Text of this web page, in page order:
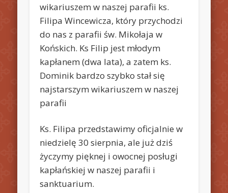
wikariuszem w naszej parafii ks.
Filipa Wincewicza, który przychodzi
do nas z parafii św. Mikołaja w
Końskich. Ks Filip jest młodym
kapłanem (dwa lata), a zatem ks.
Dominik bardzo szybko stał się
najstarszym wikariuszem w naszej
parafii
Ks. Filipa przedstawimy oficjalnie w
niedzielę 30 sierpnia, ale już dziś
życzymy pięknej i owocnej posługi
kapłańskiej w naszej parafii i
sanktuarium.